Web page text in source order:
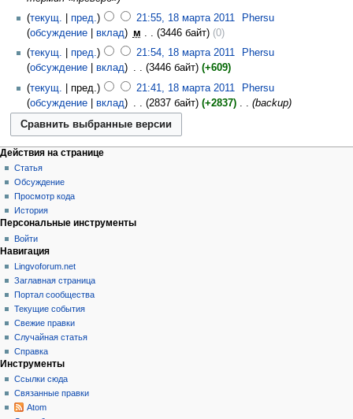
текущ.
пред. 21:55, 18 марта 2011
Phersu
обсуждение
вклад м 3446 байт
0
текущ.
пред. 21:54, 18 марта 2011
Phersu
обсуждение
вклад 3446 байт
+609
текущ.
пред. 21:41, 18 марта 2011
Phersu
обсуждение
вклад 2837 байт +2837 ‎ backup
Действия на странице
Статья
Обсуждение
Просмотр кода
История
Персональные инструменты
Войти
Навигация
Lingvoforum.net
Заглавная страница
Портал сообщества
Текущие события
Свежие правки
Случайная статья
Справка
Инструменты
Ссылки сюда
Связанные правки
Atom